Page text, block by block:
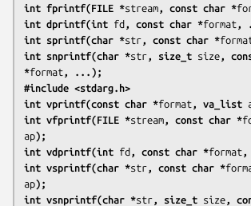
int fprintf(FILE *stream , const char *
int dprintf(int fd , const char *format ,
int sprintf(char *str , const char *
int snprintf(char *str , size_t size ,
*format , ...);
#include <stdarg.h>
int vprintf(const char *format , va_list
int vfprintf(FILE *stream , const char *
ap);
int vdprintf(int fd , const char *format ,
int vsprintf(char *str , const char *
ap);
int vsnprintf(char *str , size_t size ,